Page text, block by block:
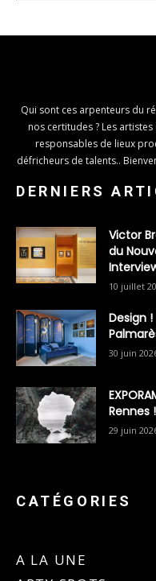
Qui sont ces arpenteurs du
nos certitudes ? Les
responsables de lieux
défricheurs de talents..
DERNIERS
Victor
du
10 juillet
Design
30 juin
Rennes !
29 juin
CATÉGORIES
A LA UNE